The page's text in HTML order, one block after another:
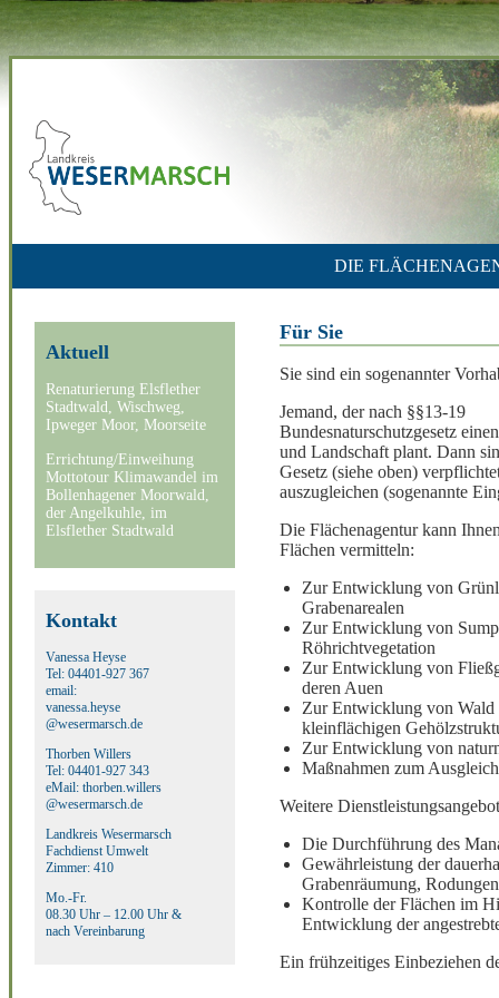
DIE
Aktuell
Renaturierung Elsflether
Stadtwald, Wischweg,
Ipweger Moor, Moorseite
Errichtung/Einweihung
Mottotour Klimawandel im
Bollenhagener Moorwald,
der Angelkuhle, im
Elsflether Stadtwald
Kontakt
Vanessa Heyse
Tel: 04401-927 367
email:
vanessa.heyse
@wesermarsch.de
Thorben Willers
Tel: 04401-927 343
eMail: thorben.willers
@wesermarsch.de
Landkreis Wesermarsch
Fachdienst Umwelt
Zimmer: 410
Mo.-Fr.
08.30 Uhr – 12.00 Uhr &
nach Vereinbarung
Für Sie
Sie sind ein sogenannter
Jemand, der nach §§13-19
Bundesnaturschutzgesetz
und Landschaft plant. Dann
Gesetz (siehe oben)
auszugleichen (sogenannte
Die Flächenagentur kann
Flächen vermitteln:
Zur Entwicklung von
Grabenarealen
Zur Entwicklung von
Röhrichtvegetation
Zur Entwicklung von
deren Auen
Zur Entwicklung von Wald
kleinflächigen
Zur Entwicklung von
Maßnahmen zum
Weitere
Die Durchführung des
Gewährleistung der
Grabenräumung,
Kontrolle der Flächen im
Entwicklung der
Ein frühzeitiges Einbeziehen